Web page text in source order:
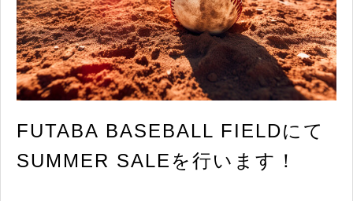
FUTABA BASEBALL FIELDにて
SUMMER SALEを行います！